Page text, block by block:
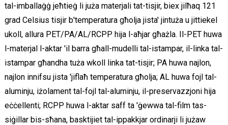
tal-imballaġġ jeħtieġ li juża materjali tat-tisjir, biex jilħaq 121
grad Celsius tisjir b'temperatura għolja jista' jintuża u jittiekel
ukoll, allura PET/PA/AL/RCPP hija l-aħjar għażla. Il-PET huwa
l-materjal l-aktar 'il barra għall-mudelli tal-istampar, il-linka tal-
istampar għandha tuża wkoll linka tat-tisjir; PA huwa najlon,
najlon innifsu jista 'jiflaħ temperatura għolja; AL huwa fojl tal-
aluminju, iżolament tal-fojl tal-aluminju, il-preservazzjoni hija
eċċellenti; RCPP huwa l-aktar saff ta 'ġewwa tal-film tas-
siġillar bis-sħana, basktijiet tal-ippakkjar ordinarji li jużaw